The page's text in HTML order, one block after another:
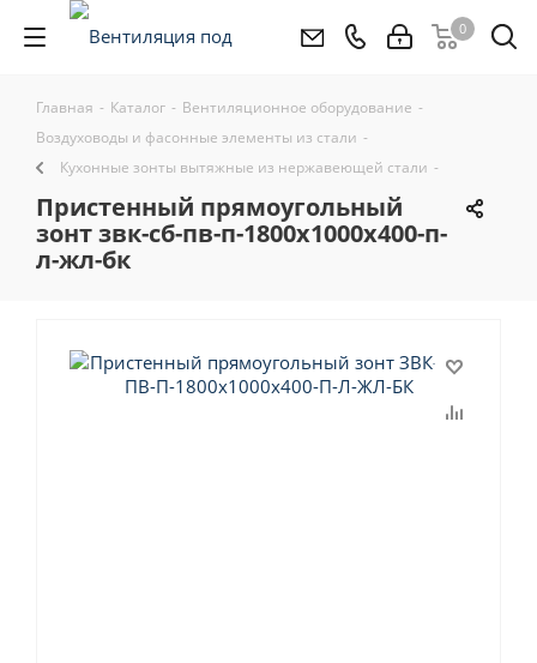
0
Главная - Каталог - Вентиляционное оборудование -
Воздуховоды и фасонные элементы из стали -
Кухонные зонты вытяжные из нержавеющей стали -
пристенный прямоугольный
зонт звк-сб-пв-п-1800x1000x400-п-
л-жл-бк